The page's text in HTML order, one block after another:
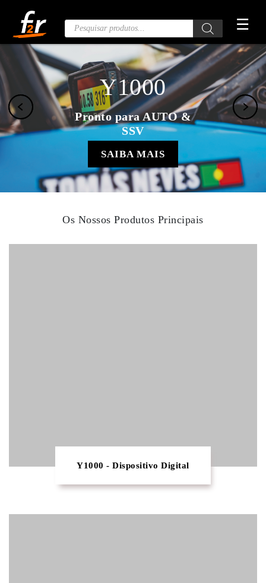
conteúdo
Pesquisa
Produtos
☰
Y1000
Pronto para AUTO &
SSV
SAIBA MAIS
Os Nossos Produtos Principais
Y1000 - Dispositivo Digital